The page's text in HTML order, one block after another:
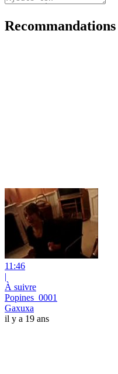
Recommandations
11:46
|
À suivre
Popines_0001
Gaxuxa
il y a 19 ans